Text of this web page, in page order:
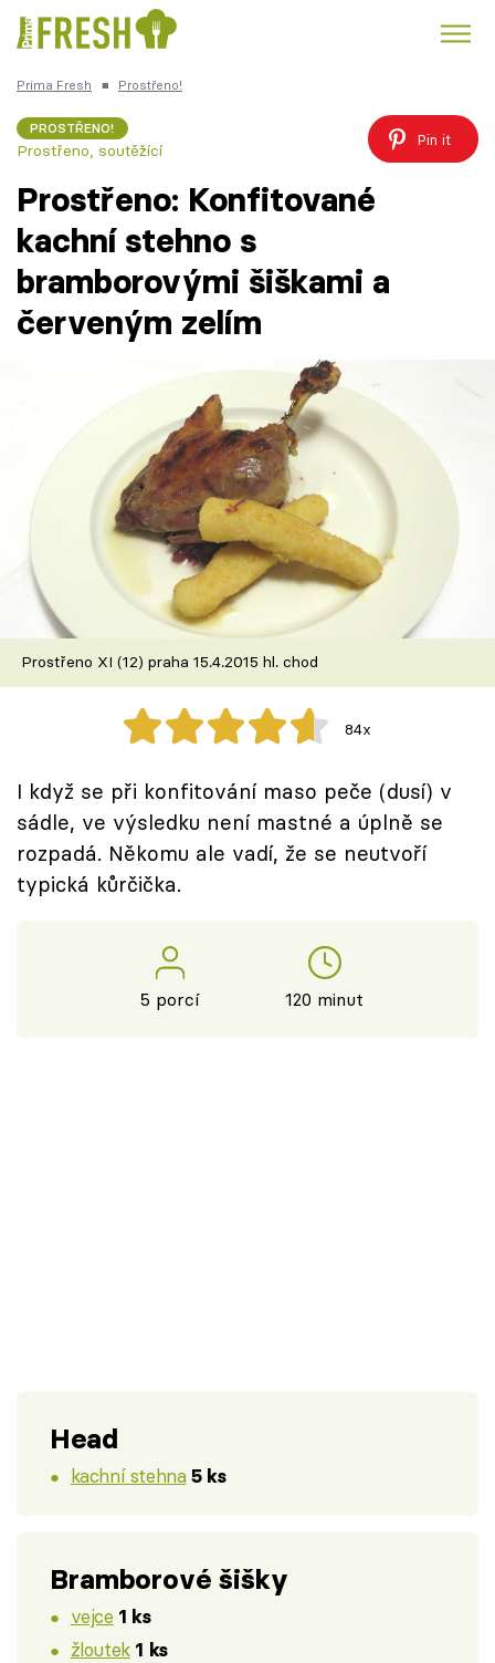
Česká kuchyně
Témata
TV Program
Škola vaření
Recepty z TV
Speciál: Cuketa
Těhotnej kuchař
Sledujte prima+
Přihlášení
Sledujte nás
Prima Fresh ■ Prostřeno!
PROSTŘENO!
Prostřeno, soutěžící
Pin it
Prostřeno: Konfitované
kachní stehno s
bramborovými šiškami a
červeným zelím
Prostřeno XI (12) praha 15.4.2015 hl. chod
84x
I když se při konfitování maso peče (dusí) v
sádle, ve výsledku není mastné a úplně se
rozpadá. Někomu ale vadí, že se neutvoří
typická kůrčička.
5 porcí 120 minut
Head
kachní stehna 5 ks
Bramborové šišky
vejce 1 ks
žloutek 1 ks